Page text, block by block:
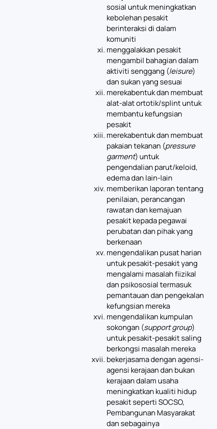
sosial untuk meningkatkan
kebolehan pesakit
berinteraksi di dalam
komuniti
menggalakkan pesakit
mengambil bahagian dalam
aktiviti senggang (leisure)
dan sukan yang sesuai
merekabentuk dan membuat
alat-alat ortotik/splint untuk
membantu kefungsian
pesakit
merekabentuk dan membuat
pakaian tekanan (pressure
garment) untuk
pengendalian parut/keloid,
edema dan lain-lain
memberikan laporan tentang
penilaian, perancangan
rawatan dan kemajuan
pesakit kepada pegawai
perubatan dan pihak yang
berkenaan
mengendalikan pusat harian
untuk pesakit-pesakit yang
mengalami masalah fiizikal
dan psikososial termasuk
pemantauan dan pengekalan
kefungsian mereka
mengendalikan kumpulan
sokongan (support group)
untuk pesakit-pesakit saling
berkongsi masalah mereka
bekerjasama dengan agensi-
agensi kerajaan dan bukan
kerajaan dalam usaha
meningkatkan kualiti hidup
pesakit seperti SOCSO,
Pembangunan Masyarakat
dan sebagainya